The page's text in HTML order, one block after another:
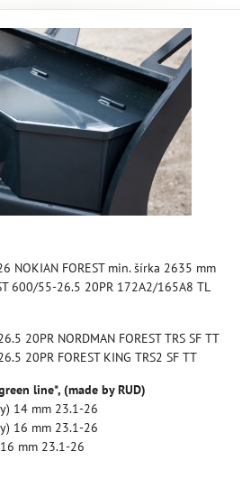
NOKIAN FOREST min. šírka 2635 mm
600/55-26.5 20PR 172A2/165A8 TL
20PR NORDMAN FOREST TRS SF TT
20PR FOREST KING TRS2 SF TT
line*, (made by RUD)
14 mm 23.1-26
16 mm 23.1-26
mm 23.1-26